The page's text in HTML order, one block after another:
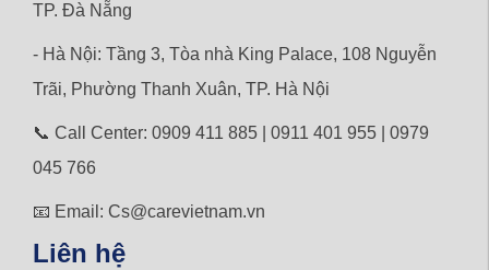
TP. Đà Nẵng
- Hà Nội: Tầng 3, Tòa nhà King Palace, 108 Nguyễn
Trãi, Phường Thanh Xuân, TP. Hà Nội
📞 Call Center: 0909 411 885 | 0911 401 955 | 0979
045 766
📧 Email: Cs@carevietnam.vn
Liên hệ